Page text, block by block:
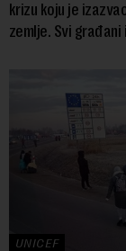
krizu koju je
zemlje. Svi građani
UNICEF